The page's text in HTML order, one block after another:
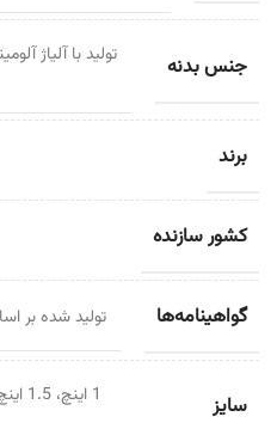
جنس بدنه
تولید با آلیاژ
برند
کشور سازنده
گواهینامه‌ها تولید شده بر
سایز